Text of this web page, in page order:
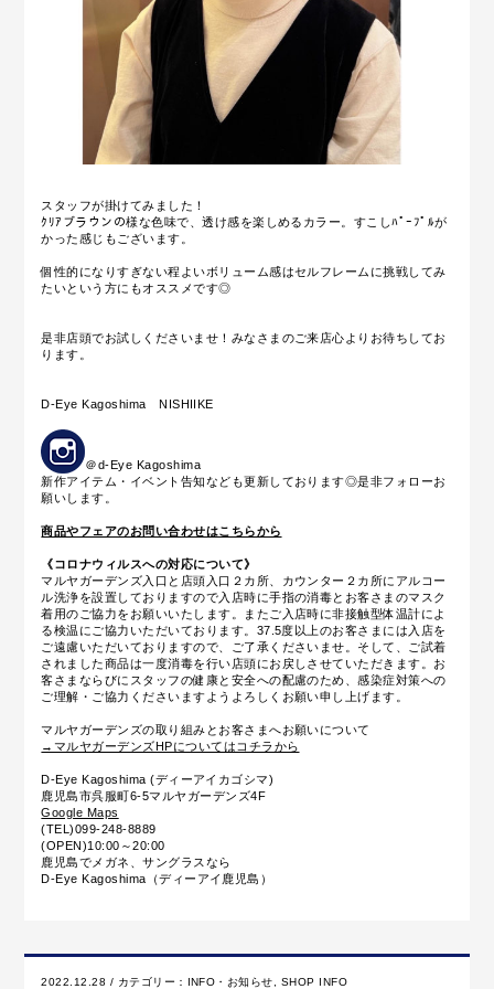
スタッフが掛けてみました！
ｸﾘｱブラウンの様な色味で、透け感を楽しめるカラー。すこしﾊﾟｰﾌﾟﾙが
かった感じもございます。
個性的になりすぎない程よいボリューム感はセルフレームに挑戦してみ
たいという方にもオススメです◎
是非店頭でお試しくださいませ！みなさまのご来店心よりお待ちしてお
ります。
D-Eye Kagoshima NISHIIKE
＠d-Eye Kagoshima
新作アイテム・イベント告知なども更新しております◎是非フォローお
願いします。
商品やフェアのお問い合わせはこちらから
《コロナウィルスへの対応について》
マルヤガーデンズ入口と店頭入口２カ所、カウンター２カ所にアルコー
ル洗浄を設置しておりますので入店時に手指の消毒とお客さまのマスク
着用のご協力をお願いいたします。またご入店時に非接触型体温計によ
る検温にご協力いただいております。37.5度以上のお客さまには入店を
ご遠慮いただいておりますので、ご了承くださいませ。そして、ご試着
されました商品は一度消毒を行い店頭にお戻しさせていただきます。お
客さまならびにスタッフの健康と安全への配慮のため、感染症対策への
ご理解・ご協力くださいますようよろしくお願い申し上げます。
マルヤガーデンズの取り組みとお客さまへお願いについて
→マルヤガーデンズHPについてはコチラから
D-Eye Kagoshima (ディーアイカゴシマ)
鹿児島市呉服町6-5マルヤガーデンズ4F
Google Maps
(TEL)099-248-8889
(OPEN)10:00～20:00
鹿児島でメガネ、サングラスなら
D-Eye Kagoshima（ディーアイ鹿児島）
2022.12.28 / カテゴリー： INFO・お知らせ SHOP INFO